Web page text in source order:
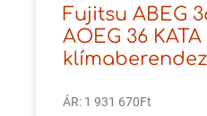
Fujitsu ABEG
AOEG 36 KATA
ÁR: 1 931 670Ft